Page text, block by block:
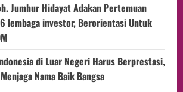
Jumhur Hidayat Adakan Pertemuan
lembaga investor, Berorientasi Untuk
di Luar Negeri Harus Berprestasi,
Nama Baik Bangsa